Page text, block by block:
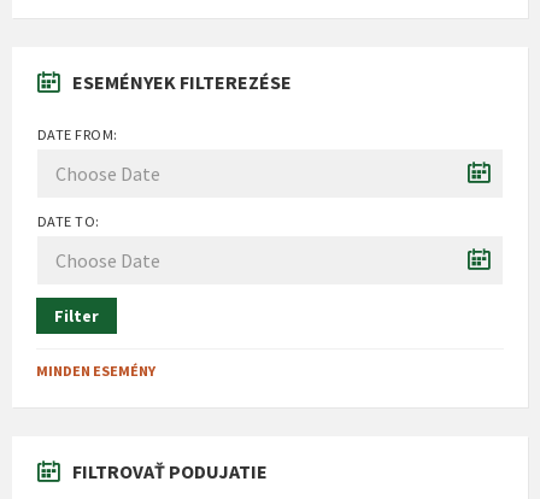
ESEMÉNYEK FILTEREZÉSE
DATE FROM:
DATE TO:
Filter
MINDEN ESEMÉNY
FILTROVAŤ PODUJATIE